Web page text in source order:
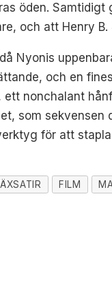
öden.
och att Henry
Nyonis
och en
ett nonchalant
som sekvensen
för att
FILM